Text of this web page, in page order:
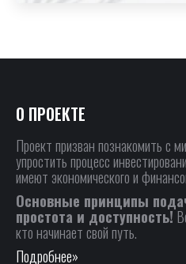
О ПРОЕКТЕ
Проект призван познакомить с
упростить процесс
имеют экономического и
Основные принципы
простота и доступность!
кто начинает свой путь.
Подробнее»